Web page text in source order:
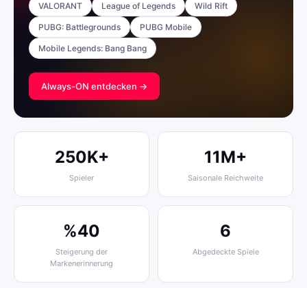
VALORANT League of Legends Wild Rift
PUBG: Battlegrounds PUBG Mobile
Mobile Legends: Bang Bang
Always-ON entdecken →
250K+
Spieler
11M+
Saisonale Reichweite
%40
Steigerung der
Markenerinnerung
6
Abgedeckte Spiele